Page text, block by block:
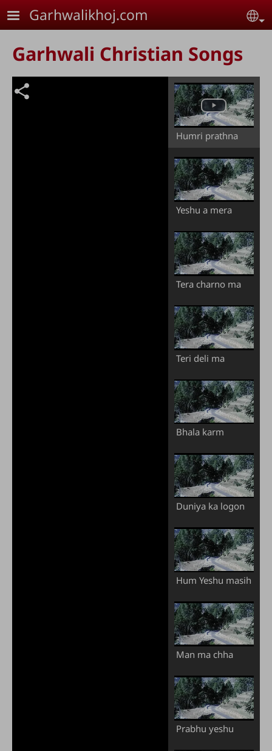
Skip to main content
Garhwalikhoj.com
Garhwali Christian Songs
Humri prathna
Yeshu a mera
Tera charno ma
Teri deli ma
Bhala karm
Duniya ka logon
Hum Yeshu masih
Man ma chha
Prabhu yeshu